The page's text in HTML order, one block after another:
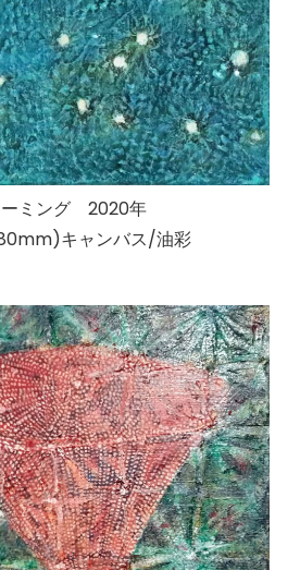
ーミング 2020年
キャンバス/油彩